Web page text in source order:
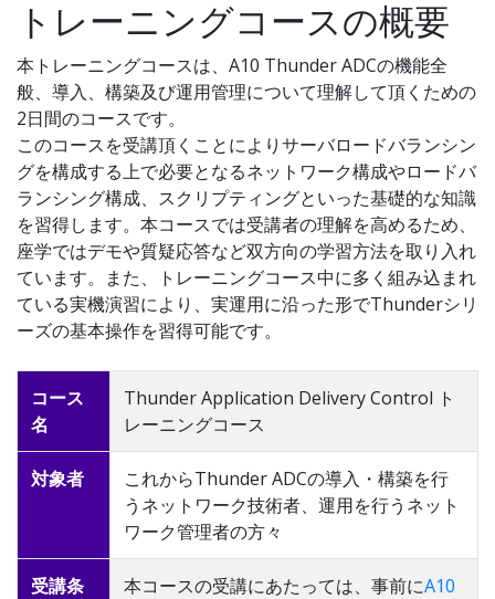
トレーニングコースの概要
本トレーニングコースは、A10 Thunder ADCの機能全
般、導入、構築及び運用管理について理解して頂くための
2日間のコースです。
このコースを受講頂くことによりサーバロードバランシン
グを構成する上で必要となるネットワーク構成やロードバ
ランシング構成、スクリプティングといった基礎的な知識
を習得します。本コースでは受講者の理解を高めるため、
座学ではデモや質疑応答など双方向の学習方法を取り入れ
ています。また、トレーニングコース中に多く組み込まれ
ている実機演習により、実運用に沿った形でThunderシリ
ーズの基本操作を習得可能です。
コース
名
Thunder Application Delivery Control ト
レーニングコース
対象者
これからThunder ADCの導入・構築を行
うネットワーク技術者、運用を行うネット
ワーク管理者の方々
受講条
本コースの受講にあたっては、事前にA10